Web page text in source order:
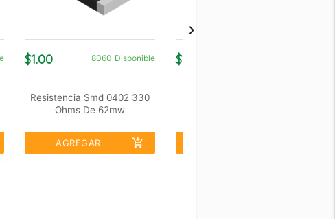
$1.00 8060 Disponible
Resistencia Smd 0402 330
Ohms De 62mw
AGREGAR add_shopping_cart
$1.00